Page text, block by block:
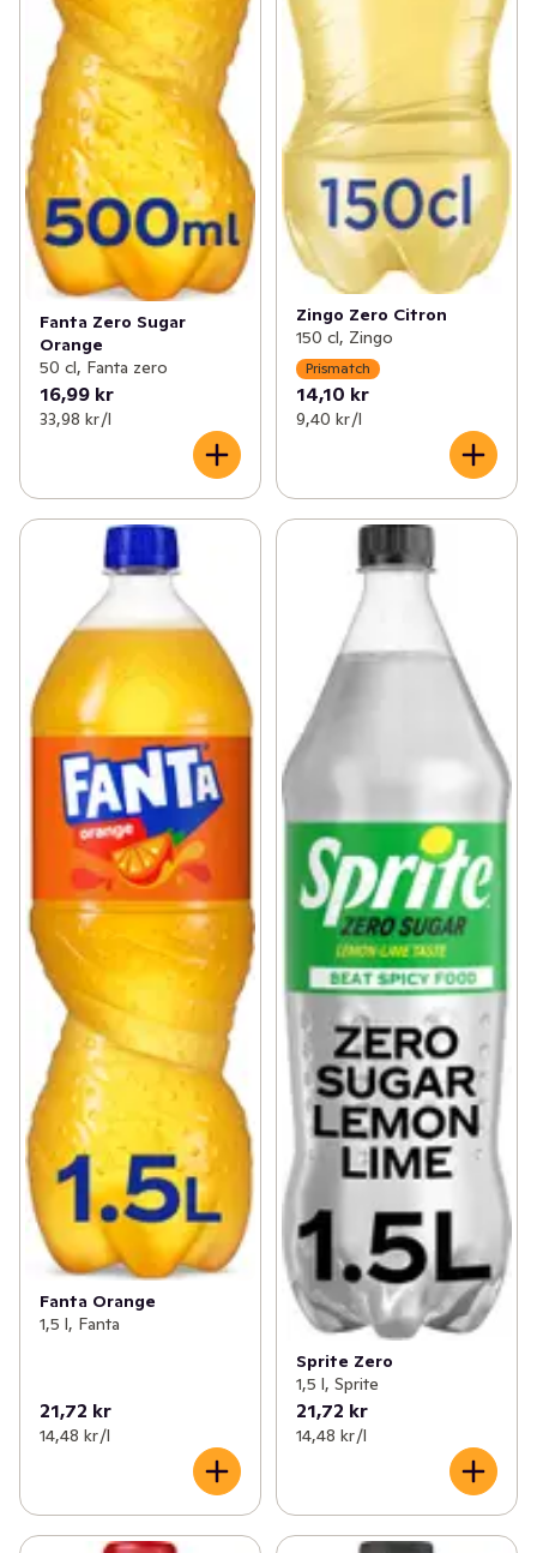
Fanta Zero Sugar
Orange
50 cl, Fanta zero
16,99 kr
33,98 kr /l
Zingo Zero Citron
150 cl, Zingo
Prismatch
14,10 kr
9,40 kr /l
Fanta Orange
1,5 l, Fanta
21,72 kr
14,48 kr /l
Sprite Zero
1,5 l, Sprite
21,72 kr
14,48 kr /l